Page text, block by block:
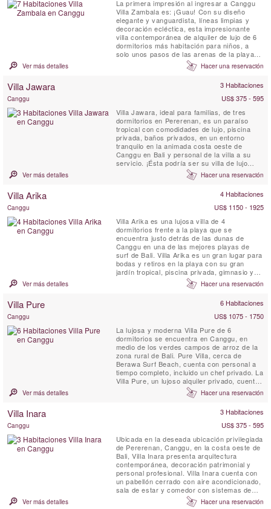
La primera impresión al ingresar a Canggu
Villa Zambala es: ¡Guau! Con su diseño
elegante y vanguardista, líneas limpias y
decoración ecléctica, esta impresionante
villa contemporánea de alquiler de lujo de 6
dormitorios más habitación para niños, a
solo unos pasos de las arenas de la playa
de Berawa en Canggu, Villa Zambala es una
nueva y vibrante adición de alquiler a este
¡Perfecto para familias o grupos de amigos
Ver más detalles Hacer una reservación
Villa Jawara 3 Habitaciones
Canggu
US$ 375 - 595
Villa Jawara, ideal para familias, de tres
dormitorios en Pererenan, es un paraíso
tropical con comodidades de lujo, piscina
privada, baños privados, en un entorno
tranquilo en la animada costa oeste de
Canggu en Bali y personal de la villa a su
servicio. ¡Ésta podría ser su villa de lujo
perfecta en Bali! El nombre Jawara significa
Ver más detalles Hacer una reservación
Villa Arika 4 Habitaciones
Canggu
US$ 1150 - 1925
Villa Arika es una lujosa villa de 4
dormitorios frente a la playa que se
encuentra justo detrás de las dunas de
Canggu en una de las mejores playas de
surf de Bali. Villa Arika es un gran lugar para
bodas y retiros en la playa con su gran
jardín tropical, piscina privada, gimnasio y
personal a tiempo completo. Esta lujosa villa
de playa ofrece vistas del Bukit de Bali al
terrazas de arroz y una serie de
promontorios, el más cercano de ...
Ver más detalles Hacer una reservación
Villa Pure 6 Habitaciones
Canggu
US$ 1075 - 1750
La lujosa y moderna Villa Pure de 6
dormitorios se encuentra en Canggu, en
medio de los verdes campos de arroz de la
zona rural de Bali. Pure Villa, cerca de
Berawa Surf Beach, cuenta con personal a
tiempo completo, incluido un chef privado. La
Villa Pure, un lujoso alquiler privado, cuenta
con amplios jardines tropicales, una piscina
de 15 metros con una gran pérgola
habitaciones espaciosas y cómodamente
amuebladas, excelentes baños, ...
Ver más detalles Hacer una reservación
Villa Inara 3 Habitaciones
Canggu
US$ 375 - 595
Ubicada en la deseada ubicación privilegiada
de Pererenan, Canggu, en la costa oeste de
Bali, Villa Inara presenta arquitectura
contemporánea, decoración patrimonial y
personal profesional. Villa Inara cuenta con
un pabellón cerrado con aire acondicionado,
sala de estar y comedor con sistemas de
entretenimiento, muchos asientos y una
cocina, así como tres habitaciones dobles
Ver más detalles Hacer una reservación